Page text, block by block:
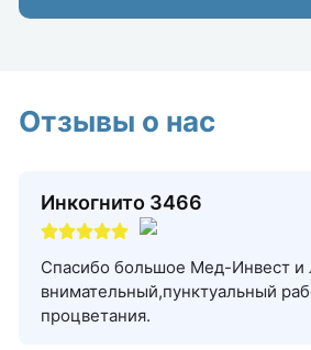
Отзывы о нас
Инкогнито 3466
Спасибо большое Мед-Инвест и
внимательный,пунктуальный
процветания.